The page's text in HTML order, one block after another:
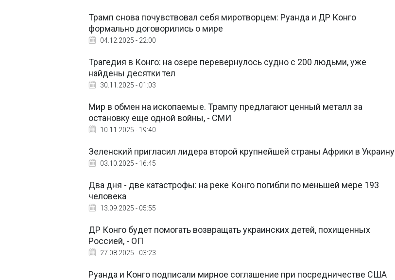
Трамп снова почувствовал себя миротворцем: Руанда и ДР Конго
формально договорились о мире
04.12.2025 - 22:00
Трагедия в Конго: на озере перевернулось судно с 200 людьми, уже
найдены десятки тел
30.11.2025 - 01:03
Мир в обмен на ископаемые. Трампу предлагают ценный металл за
остановку еще одной войны, - СМИ
10.11.2025 - 19:40
Зеленский пригласил лидера второй крупнейшей страны Африки в Украину
03.10.2025 - 16:45
Два дня - две катастрофы: на реке Конго погибли по меньшей мере 193
человека
13.09.2025 - 05:55
ДР Конго будет помогать возвращать украинских детей, похищенных
Россией, - ОП
27.08.2025 - 03:23
Руанда и Конго подписали мирное соглашение при посредничестве США